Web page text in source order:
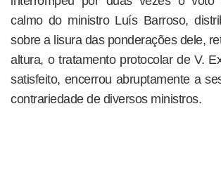
calmo do ministro Luís Barroso,
sobre a lisura das ponderações dele,
altura, o tratamento protocolar de V.
satisfeito, encerrou abruptamente a
contrariedade de diversos ministros.